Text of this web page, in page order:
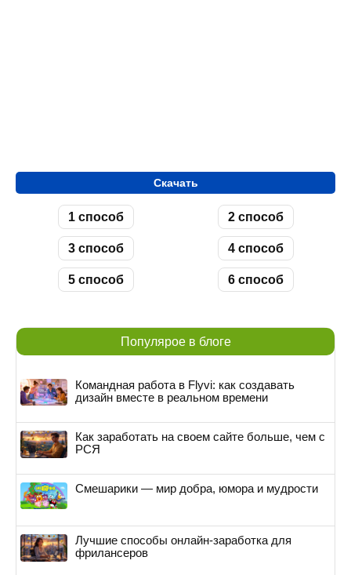
Скачать
1 способ 2 способ
3 способ 4 способ
5 способ 6 способ
Популярое в блоге
Командная работа в Flyvi: как создавать
дизайн вместе в реальном времени
Как заработать на своем сайте больше, чем с
РСЯ
Смешарики — мир добра, юмора и мудрости
Лучшие способы онлайн-заработка для
фрилансеров